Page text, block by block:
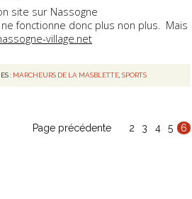
site sur Nassogne
fonctionne donc plus non plus. Mais
village.net
: MARCHEURS DE LA MASBLETTE, SPORTS
Page précédente 2 3 4 5 6